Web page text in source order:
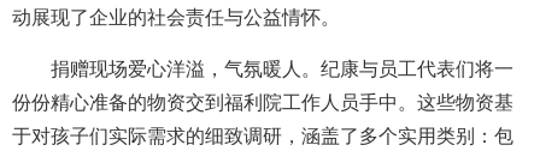
动展现了企业的社会责任与公益情怀。
捐赠现场爱心洋溢，气氛暖人。纪康与员工代表们将一
份份精心准备的物资交到福利院工作人员手中。这些物资基
于对孩子们实际需求的细致调研，涵盖了多个实用类别：包